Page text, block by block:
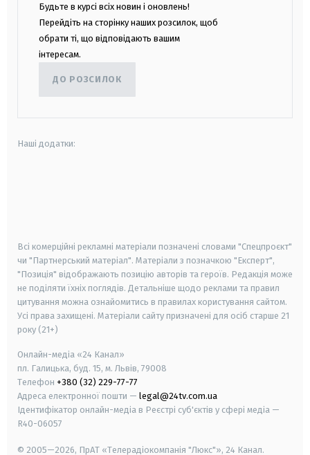
Будьте в курсі всіх новин і оновлень!
Перейдіть на сторінку наших розсилок, щоб
обрати ті, що відповідають вашим
інтересам.
ДО РОЗСИЛОК
Наші додатки:
Всі комерційні рекламні матеріали позначені словами "Спецпроєкт"
чи "Партнерський матеріал". Матеріали з позначкою "Експерт",
"Позиція" відображають позицію авторів та героїв. Редакція може
не поділяти їхніх поглядів. Детальніше щодо реклами та правил
цитування можна ознайомитись в правилах користування сайтом.
Усі права захищені. Матеріали сайту призначені для осіб старше 21
року (21+)
Онлайн-медіа «24 Канал»
пл. Галицька, буд. 15, м. Львів, 79008
Телефон +380 (32) 229-77-77
Адреса електронної пошти — legal@24tv.com.ua
Ідентифікатор онлайн-медіа в Реєстрі суб'єктів у сфері медіа —
R40-06057
© 2005—2026, ПрАТ «Телерадіокомпанія "Люкс"», 24 Канал.